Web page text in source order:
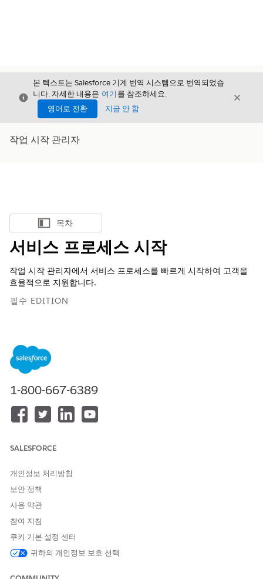
닫기
본 텍스트는 Salesforce 기계 번역 시스템으로 번역되었습
니다. 자세한 내용은 여기 를 참조하세요.
영어로 전환
지금 안 함
닫기
작업 시작 관리자
목차 표시
목차
서비스 프로세스 시작
작업 시작 관리자에서 서비스 프로세스를 빠르게 시작하여 고객을
효율적으로 지원합니다.
필수 EDITION
지원 제품:
Edition과
사용자에게 작업 시작 관리자
에 대한 액세스 권한 부여:
사용자에게 서비스 프로세스에
서비스 프로세스를 검색하려면 검색 필드에 키워드를 입력합니
다.
노트검색 키워드는 검색 결과에 표시되는 이름 및 설명에 굵
1-800-667-6389
SALESFORCE
개인정보 처리방침
보안 정책
사용 약관
참여 지침
쿠키 기본 설정 센터
귀하의 개인정보 보호 선택